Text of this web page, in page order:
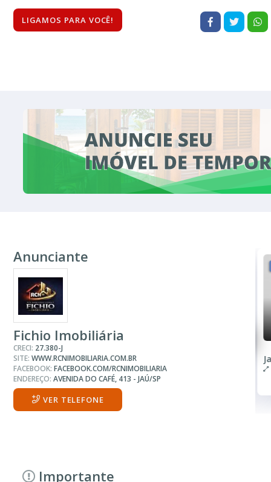
LIGAMOS PARA VOCÊ!
Anunciante
Fichio Imobiliária
CRECI: 27.380-J
SITE: WWW.RCNIMOBILIARIA.COM.BR
FACEBOOK: FACEBOOK.COM/RCNIMOBILIARIA
ENDEREÇO: AVENIDA DO CAFÉ, 413 - JAÚ/SP
VER TELEFONE
Jardim Alvorada I
495.00 m²
Importante